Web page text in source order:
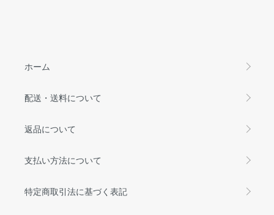
ホーム
配送・送料について
返品について
支払い方法について
特定商取引法に基づく表記